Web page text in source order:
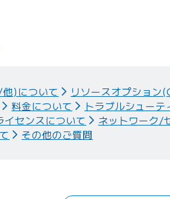
)について リソースオプション
料金について トラブルシュー
センスについて
ネットワーク/
その他のご質問